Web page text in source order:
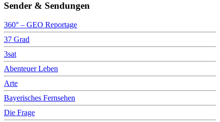
Sender & Sendungen
360° – GEO Reportage
37 Grad
3sat
Abenteuer Leben
Arte
Bayerisches Fernsehen
Die Frage